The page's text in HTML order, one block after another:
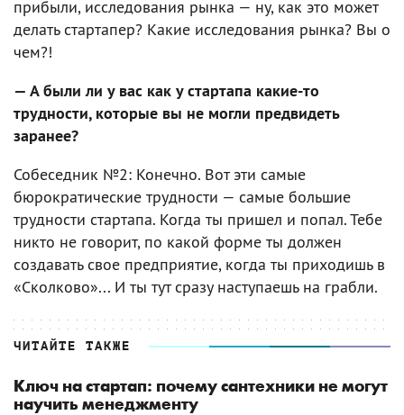
прибыли, исследования рынка — ну, как это может
делать стартапер? Какие исследования рынка? Вы о
чем?!
— А были ли у вас как у стартапа какие-то
трудности, которые вы не могли предвидеть
заранее?
Собеседник №2: Конечно. Вот эти самые
бюрократические трудности — самые большие
трудности стартапа. Когда ты пришел и попал. Тебе
никто не говорит, по какой форме ты должен
создавать свое предприятие, когда ты приходишь в
«Сколково»... И ты тут сразу наступаешь на грабли.
ЧИТАЙТЕ ТАКЖЕ
Ключ на стартап: почему сантехники не могут
научить менеджменту